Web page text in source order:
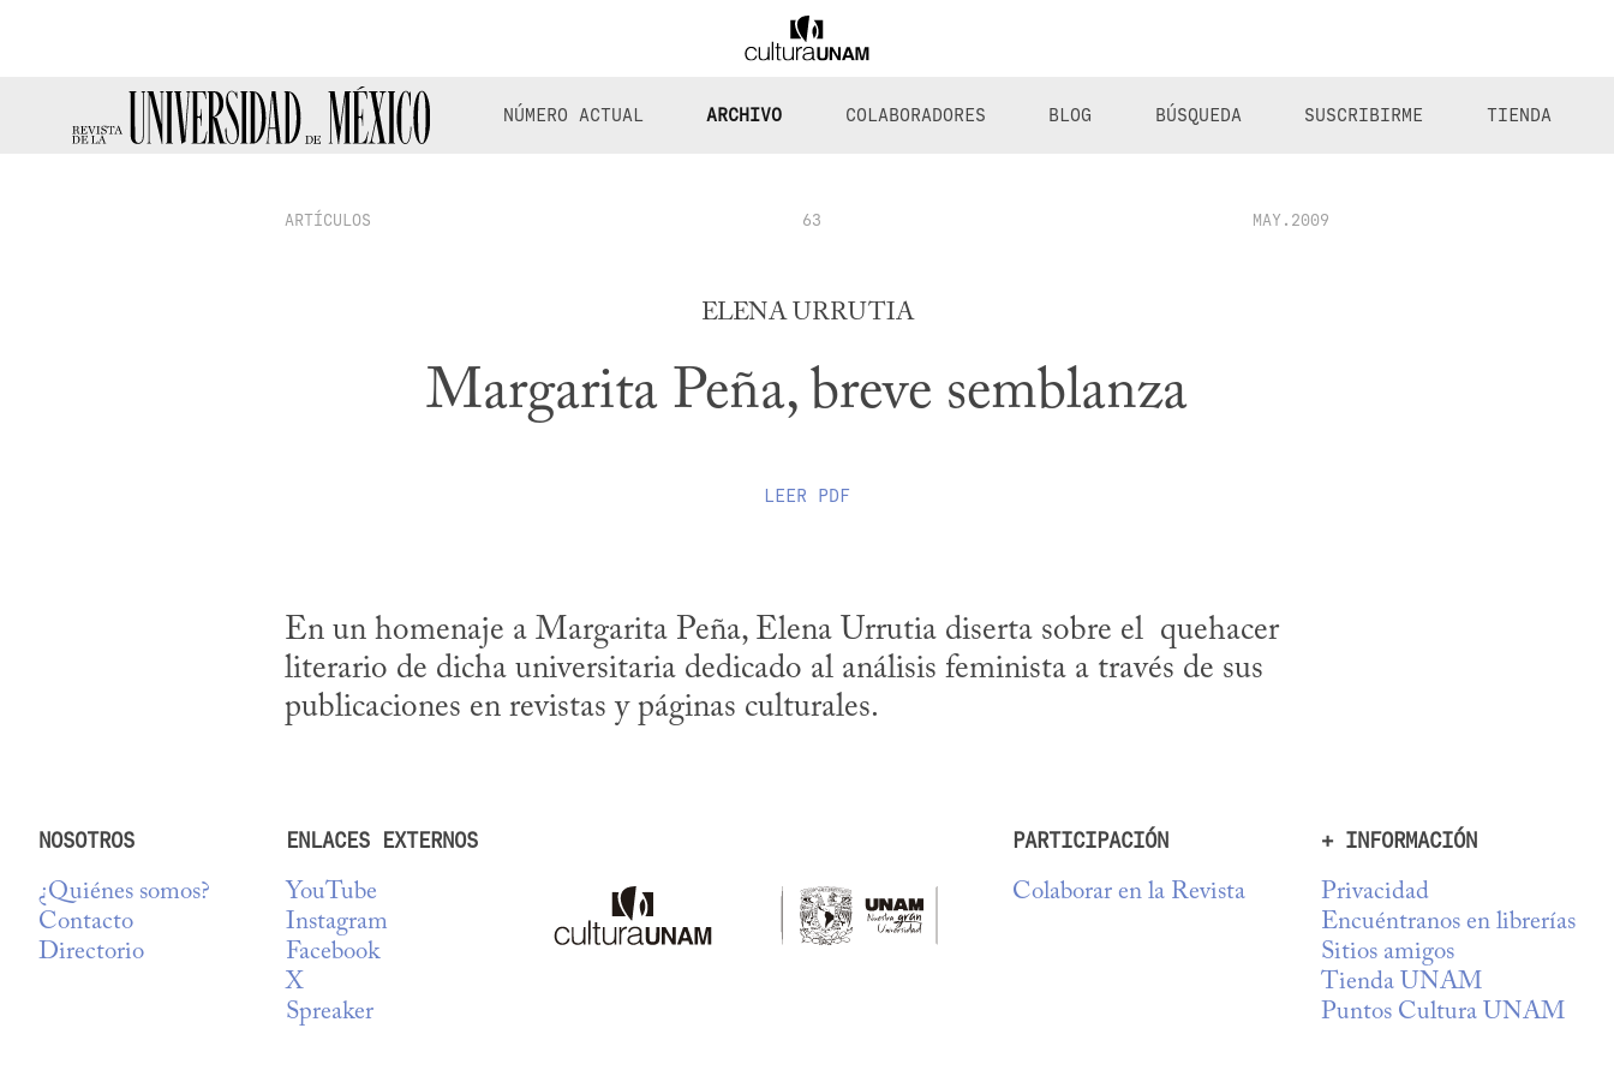
NÚMERO ACTUAL ARCHIVO COLABORADORES BLOG BÚSQUEDA SUSCRIBIRME TIENDA
ARTÍCULOS 63 MAY.2009
ELENA URRUTIA
Margarita Peña, breve semblanza
LEER PDF
En un homenaje a Margarita Peña, Elena Urrutia diserta sobre el  quehacer
literario de dicha universitaria dedicado al análisis feminista a través de sus
publicaciones en revistas y páginas culturales.
NOSOTROS
¿Quiénes somos?
Contacto
Directorio
ENLACES EXTERNOS
YouTube
Instagram
Facebook
X
Spreaker
PARTICIPACIÓN
Colaborar en la Revista
+ INFORMACIÓN
Privacidad
Encuéntranos en librerías
Sitios amigos
Tienda UNAM
Puntos Cultura UNAM